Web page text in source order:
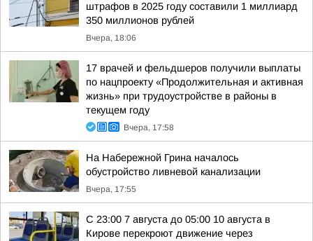
штрафов в 2025 году составили 1 миллиард
350 миллионов рублей
Вчера, 18:06
17 врачей и фельдшеров получили выплаты
по нацпроекту «Продолжительная и активная
жизнь» при трудоустройстве в районы в
текущем году
Вчера, 17:58
На Набережной Грина началось
обустройство ливневой канализации
Вчера, 17:55
С 23:00 7 августа до 05:00 10 августа в
Кирове перекроют движение через